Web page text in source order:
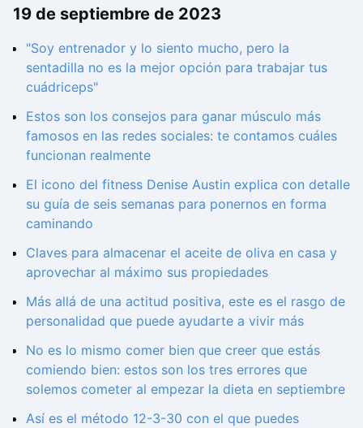
19 de septiembre de 2023
"Soy entrenador y lo siento mucho, pero la
sentadilla no es la mejor opción para trabajar tus
cuádriceps"
Estos son los consejos para ganar músculo más
famosos en las redes sociales: te contamos cuáles
funcionan realmente
El icono del fitness Denise Austin explica con detalle
su guía de seis semanas para ponernos en forma
caminando
Claves para almacenar el aceite de oliva en casa y
aprovechar al máximo sus propiedades
Más allá de una actitud positiva, este es el rasgo de
personalidad que puede ayudarte a vivir más
No es lo mismo comer bien que creer que estás
comiendo bien: estos son los tres errores que
solemos cometer al empezar la dieta en septiembre
Así es el método 12-3-30 con el que puedes